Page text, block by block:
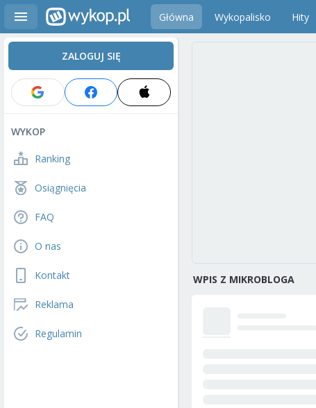
Główna Wykopalisko Hity
ZALOGUJ SIĘ
WYKOP
Ranking
Osiągnięcia
FAQ
O nas
Kontakt
Reklama
Regulamin
WPIS Z MIKROBLOGA